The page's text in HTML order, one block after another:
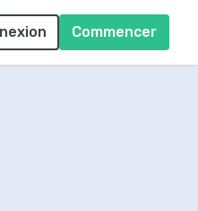
Commencer